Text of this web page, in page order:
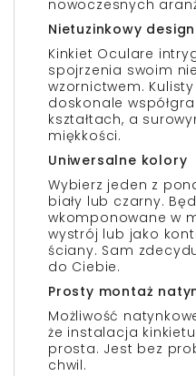
nowoczesnych
Nietuzinkowy design
Kinkiet Oculare
spojrzenia swoim
wzornictwem.
doskonale
kształtach, a
miękkości.
Uniwersalne kolory
Wybierz jeden z
biały lub czarny.
wkomponowane w
wystrój lub jako
ściany. Sam
do Ciebie.
Prosty montaż
Możliwość
że instalacja
prosta. Jest bez
chwil.